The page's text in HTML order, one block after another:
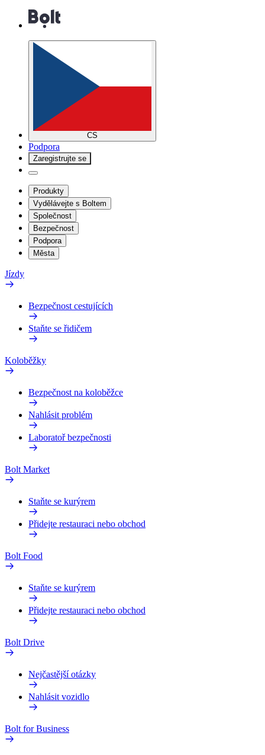
CS
Podpora
Zaregistrujte se
Produkty
Vydělávejte s Boltem
Společnost
Bezpečnost
Podpora
Města
Jízdy
Bezpečnost cestujících
Staňte se řidičem
Koloběžky
Bezpečnost na koloběžce
Nahlásit problém
Laboratoř bezpečnosti
Bolt Market
Staňte se kurýrem
Přidejte restauraci nebo obchod
Bolt Food
Staňte se kurýrem
Přidejte restauraci nebo obchod
Bolt Drive
Nejčastější otázky
Nahlásit vozidlo
Bolt for Business